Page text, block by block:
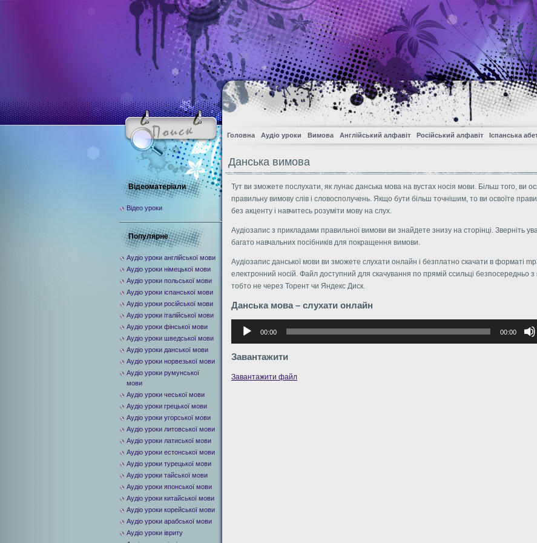
Головна Аудіо уроки Вимова Англійський алфавіт Російський алфавіт Іспанська
Данська вимова
Тут ви зможете послухати, як лунає данська мова на вустах носія мови. Більш того, ви
правильну вимову слів і словосполучень. Якщо бути більш точнішим, то ви освоїте
без акценту і навчитесь розуміти мову на слух.
Аудіозапис з прикладами правильної вимови ви знайдете знизу на сторінці. Зверніть
багато навчальних посібників для покращення вимови.
Аудіозапис данської мови ви зможете слухати онлайн і безплатно скачати в форматі
електронний носій. Файл доступний для скачування по прямій ссильці безпосередньо з
тобто не через Торент чи Яндекс Диск.
Данська мова – слухати онлайн
Аудиоплеер
00:00 00:00
Завантажити
Завантажити файл
Відеоматеріали
Відео уроки
Популярне
Аудіо уроки англійської мови
Аудіо уроки німецької мови
Аудіо уроки польської мови
Аудіо уроки іспанської мови
Аудіо уроки російської мови
Аудіо уроки італійської мови
Аудіо уроки фінської мови
Аудіо уроки шведської мови
Аудіо уроки данської мови
Аудіо уроки норвезької мови
Аудіо уроки румунської
мови
Аудіо уроки чеської мови
Аудіо уроки грецької мови
Аудіо уроки угорської мови
Аудіо уроки литовської мови
Аудіо уроки латиської мови
Аудіо уроки естонської мови
Аудіо уроки турецької мови
Аудіо уроки тайської мови
Аудіо уроки японської мови
Аудіо уроки китайської мови
Аудіо уроки корейської мови
Аудіо уроки арабської мови
Аудіо уроки івриту